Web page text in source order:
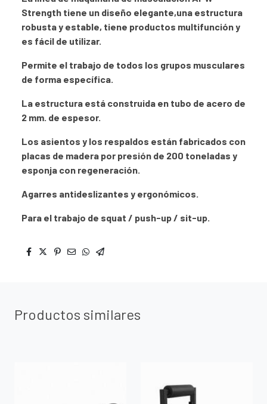
Strength tiene un diseño elegante,una estructura
robusta y estable, tiene productos multifunción y
es fácil de utilizar.
Permite el trabajo de todos los grupos musculares
de forma específica.
La estructura está construida en tubo de acero de
2 mm. de espesor.
Los asientos y los respaldos están fabricados con
placas de madera por presión de 200 toneladas y
esponja con regeneración.
Agarres antideslizantes y ergonómicos.
Para el trabajo de squat / push-up / sit-up.
Productos similares